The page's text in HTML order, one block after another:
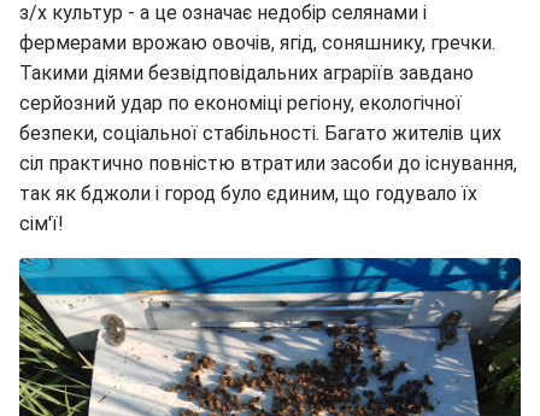
з/х культур - а це означає недобір селянами і
фермерами врожаю овочів, ягід, соняшнику, гречки.
Такими діями безвідповідальних аграріїв завдано
серйозний удар по економіці регіону, екологічної
безпеки, соціальної стабільності. Багато жителів цих
сіл практично повністю втратили засоби до існування,
так як бджоли і город було єдиним, що годувало їх
сім'ї!